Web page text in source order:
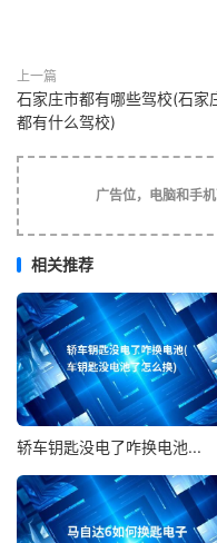
物盒在风雪中飘忽不定
我是一个思想比较
赶时髦，一般情况下，
等这些传统节日感兴趣
也不会特意去关注，但
掀起，即使我不去关注
耳中，在朋友们的拉拢下
班上的文艺表演，
限于观看，也不知怎的
要和她们一帮姐妹去过
活动从不喊我，我一再
跟随颖她们，一起去过
圣诞节那天，当我
向充斥着严肃与知识的
成了童话的世界。教室
上一篇
石家庄市都有哪些驾校(石家
都有什么驾校)
广告位，电脑和手
相关推荐
轿车钥匙没电了咋换电池...